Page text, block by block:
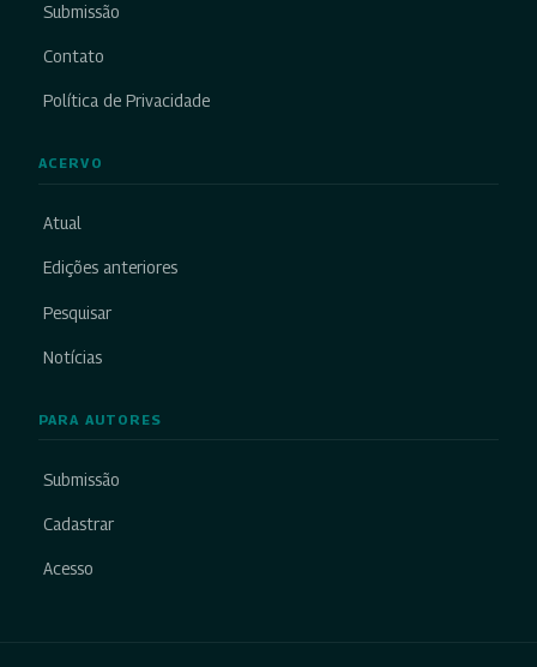
Submissão
Contato
Política de Privacidade
ACERVO
Atual
Edições anteriores
Pesquisar
Notícias
PARA AUTORES
Submissão
Cadastrar
Acesso